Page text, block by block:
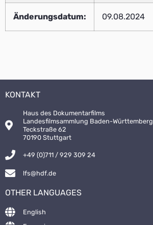
Änderungsdatum: 09.08.2024
KONTAKT
Haus des Dokumentarfilms
Landesfilmsammlung Baden-Württemberg
Teckstraße 62
70190 Stuttgart
+49 (0)711 / 929 309 24
lfs@hdf.de
OTHER LANGUAGES
English